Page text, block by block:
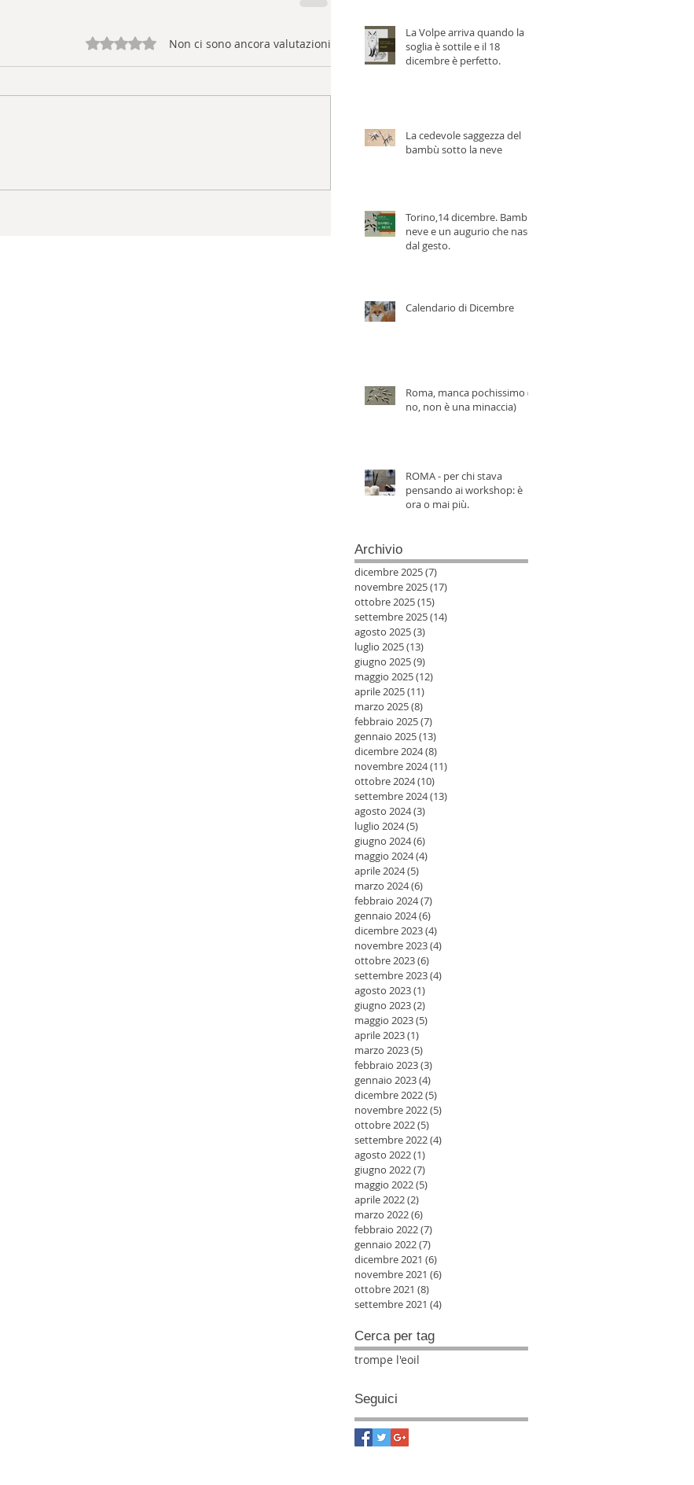
Valutazione 0 stelle su 5.Non ci sono ancora valutazioni
La Volpe arriva quando la
soglia è sottile e il 18
dicembre è perfetto.
La cedevole saggezza del
bambù sotto la neve
Torino,14 dicembre. Bambù,
neve e un augurio che nasce
dal gesto.
Calendario di Dicembre
Roma, manca pochissimo (e
no, non è una minaccia)
ROMA - per chi stava
pensando ai workshop: è
ora o mai più.
Archivio
dicembre 2025(7)
novembre 2025(17)
ottobre 2025(15)
settembre 2025(14)
agosto 2025(3)
luglio 2025(13)
giugno 2025(9)
maggio 2025(12)
aprile 2025(11)
marzo 2025(8)
febbraio 2025(7)
gennaio 2025(13)
dicembre 2024(8)
novembre 2024(11)
ottobre 2024(10)
settembre 2024(13)
agosto 2024(3)
luglio 2024(5)
giugno 2024(6)
maggio 2024(4)
aprile 2024(5)
marzo 2024(6)
febbraio 2024(7)
gennaio 2024(6)
dicembre 2023(4)
novembre 2023(4)
ottobre 2023(6)
settembre 2023(4)
agosto 2023(1)
giugno 2023(2)
maggio 2023(5)
aprile 2023(1)
marzo 2023(5)
febbraio 2023(3)
gennaio 2023(4)
dicembre 2022(5)
novembre 2022(5)
ottobre 2022(5)
settembre 2022(4)
agosto 2022(1)
giugno 2022(7)
maggio 2022(5)
aprile 2022(2)
marzo 2022(6)
febbraio 2022(7)
gennaio 2022(7)
dicembre 2021 (6)
novembre 2021 (6)
ottobre 2021 (8)
settembre 2021 (4)
Cerca per tag
trompe l'eoil
Seguici